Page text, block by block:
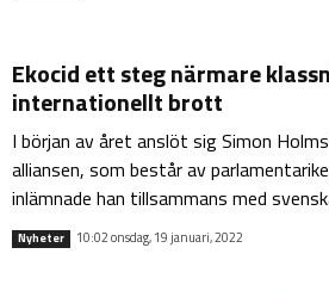
Ekocid ett steg närmare
internationellt brott
I början av året anslöt sig Simon
alliansen, som består av
inlämnade han tillsammans med
Nyheter 10:02 onsdag, 19 januari, 2022